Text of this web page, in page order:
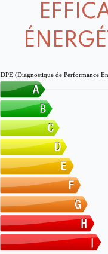
DPE (Diagnostique de Performance